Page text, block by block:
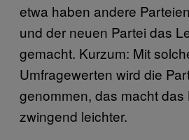
etwa haben andere
und der neuen Partei das
gemacht. Kurzum: Mit
Umfragewerten wird die
genommen, das macht
zwingend leichter.